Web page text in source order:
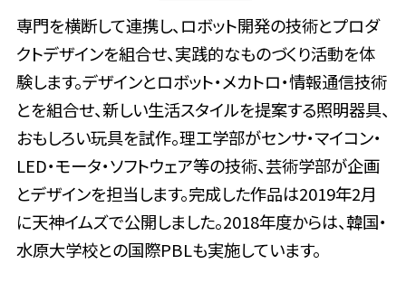
専門を横断して連携し、ロボット開発の技術とプロダ
クトデザインを組合せ、実践的なものづくり活動を体
験します。デザインとロボット・メカトロ・情報通信技術
とを組合せ、新しい生活スタイルを提案する照明器具、
おもしろい玩具を試作。理工学部がセンサ・マイコン・
LED・モータ・ソフトウェア等の技術、芸術学部が企画
とデザインを担当します。完成した作品は2019年2月
に天神イムズで公開しました。2018年度からは、韓国・
水原大学校との国際PBLも実施しています。